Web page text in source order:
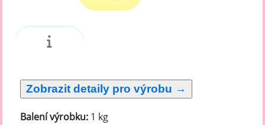
Balení výrobku: 1 kg